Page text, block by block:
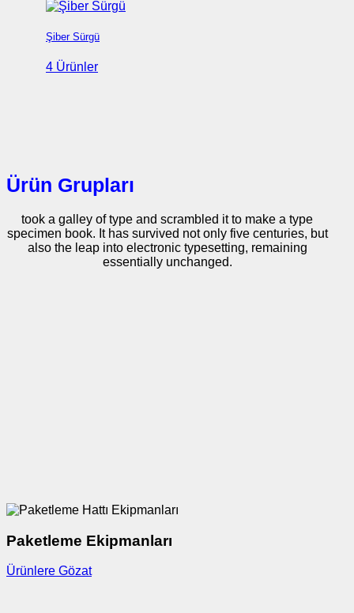
Şiber Sürgü
4 Ürünler
Ürün Grupları
took a galley of type and scrambled it to make a type
specimen book. It has survived not only five centuries, but
also the leap into electronic typesetting, remaining
essentially unchanged.
Paketleme Ekipmanları
Ürünlere Gözat